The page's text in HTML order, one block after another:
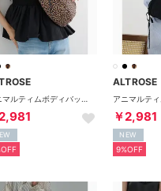
ALTROSE
￥2,981
NEW
9%OFF